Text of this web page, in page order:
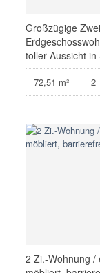
Großzügige
toller Aussicht
72,51 m² 2
2 Zi.-Wohnung /